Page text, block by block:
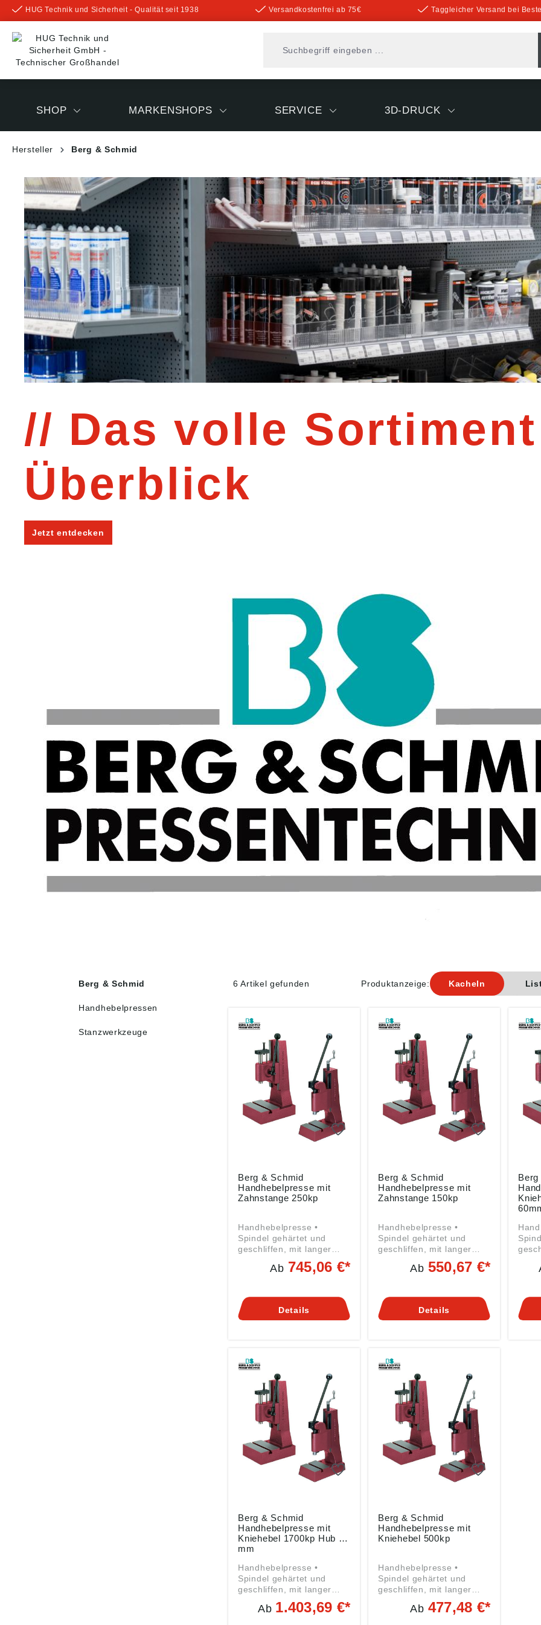
springen
HUG Technik und Sicherheit - Qualität seit 1938 Versandkostenfrei ab 75€ Taggleicher Versand bei
SHOP MARKENSHOPS SERVICE 3D-DRUCK
Hersteller Berg & Schmid
Das volle
Überblick
Jetzt entdecken
Berg & Schmid
Handhebelpressen
Stanzwerkzeuge
6 Artikel gefunden Produktanzeige: Kacheln
Berg & Schmid
Handhebelpresse mit
Zahnstange 250kp
Handhebelpresse •
Spindel gehärtet und
geschliffen, mit langer
Führung • T-Nute nach
DIN 650 mittig gefräst •
Rückführung • Zum
wirtschaftlichen Pressen,
ung ((EU) 2023/998):
Berg & Schmid GmbH,
Bernhardslaicher Weg 16,
71686 Remseck, DE,
info@bergundschmid.de
Ab 745,06 €*
Details
Berg & Schmid
Handhebelpresse mit
Zahnstange 150kp
Handhebelpresse •
Spindel gehärtet und
geschliffen, mit langer
Führung • T-Nute nach
DIN 650 mittig gefräst •
Rückführung • Zum
wirtschaftlichen Pressen,
ung ((EU) 2023/998):
Berg & Schmid GmbH,
Bernhardslaicher Weg 16,
71686 Remseck, DE,
info@bergundschmid.de
Ab 550,67 €*
Details
DIN
Berg & Schmid
Handhebelpresse mit
Kniehebel 1700kp Hub 60
mm
Handhebelpresse •
Spindel gehärtet und
geschliffen, mit langer
Führung • T-Nute nach
DIN 650 mittig gefräst •
Ab 1.403,69 €*
Berg & Schmid
Handhebelpresse mit
Kniehebel 500kp
Handhebelpresse •
Spindel gehärtet und
geschliffen, mit langer
Führung • T-Nute nach
DIN 650 mittig gefräst •
Ab 477,48 €*